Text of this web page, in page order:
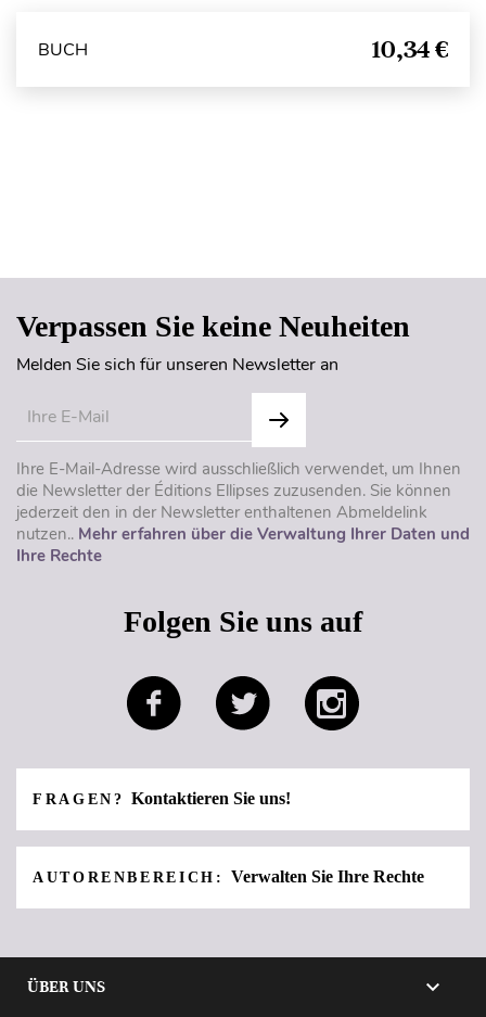
BUCH 10,34 €
Verpassen Sie keine Neuheiten
Melden Sie sich für unseren Newsletter an
Ihre E-Mail-Adresse wird ausschließlich verwendet, um Ihnen
die Newsletter der Éditions Ellipses zuzusenden. Sie können
jederzeit den in der Newsletter enthaltenen Abmeldelink
nutzen.. Mehr erfahren über die Verwaltung Ihrer Daten und
Ihre Rechte
Folgen Sie uns auf
FRAGEN?Kontaktieren Sie uns!
AUTORENBEREICH: Verwalten Sie Ihre Rechte
ÜBER UNS 